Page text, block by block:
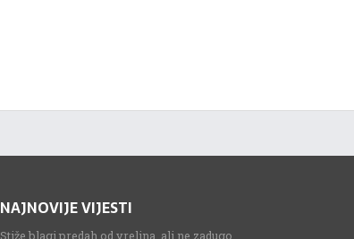
NAJNOVIJE VIJESTI
Stiže blagi predah od vrelina, ali ne zadugo